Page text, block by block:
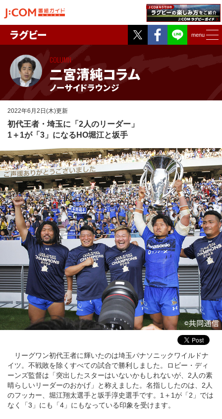
Twitter
Facebook
menu
ラグビー
二宮清純コラム
ノーサイドラウンジ
COLUMN
2022年6月2日(木)更新
初代王者・埼玉に「2人のリーダー」
1＋1が「3」になるHO堀江と坂手
リーグワン初代王者に輝いたのは埼玉パナソニックワイルドナ
イツ。不戦敗を除くすべての試合で勝利しました。ロビー・ディ
ーンズ監督は「突出したスターはいないかもしれないが、2人の素
晴らしいリーダーのおかげ」と称えました。名指ししたのは、2人
のフッカー、堀江翔太選手と坂手淳史選手です。1＋1が「2」では
なく「3」にも「4」にもなっている印象を受けます。